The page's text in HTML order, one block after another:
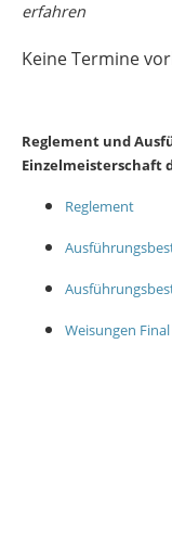
erfahren
Keine Termine
Reglement und
Einzelmeisterschaft
Reglement
Weisungen